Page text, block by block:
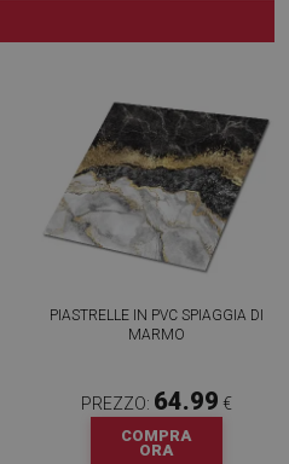
PIASTRELLE IN PVC SPIAGGIA DI
MARMO
PREZZO: 64.99 €
COMPRA
ORA